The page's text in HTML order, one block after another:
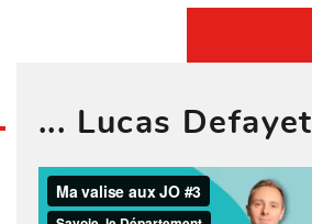
... Lucas Defayet